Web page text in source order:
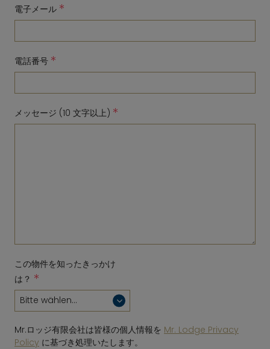
電子メール *
電話番号 *
メッセージ (10 文字以上) *
この物件を知ったきっかけ
は？ *
Mr.ロッジ有限会社は皆様の個人情報を Mr. Lodge Privacy
Policy に基づき処理いたします。